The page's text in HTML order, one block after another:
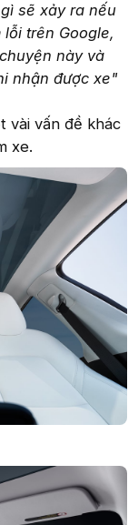
sẽ xảy ra nếu
trên Google,
này và
nhận được xe"
vài vấn đề khác
xe.